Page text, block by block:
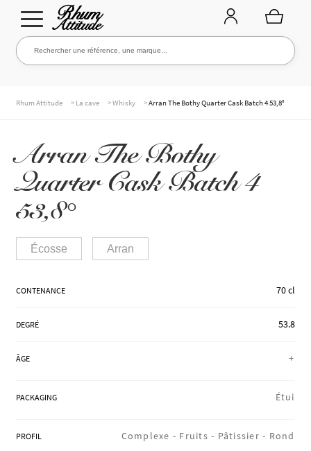
Aller
à
Aller
au
Rechercher une référence, une marque...
Rechercher
NOS RHUMS
WHISKIES & +
RÉGIONS
BOUTIQUE LOIRET
Rhum Attitude > La cave >Whisky >Arran The Bothy Quarter Cask Batch 4 53,8°
Arran The Bothy
Quarter Cask Batch 4
53,8°
Écosse Arran
CONTENANCE 70 cl
DEGRÉ 53.8
ÂGE +
PACKAGING Étui
PROFIL Complexe - Fruits - Pâtissier - Rond